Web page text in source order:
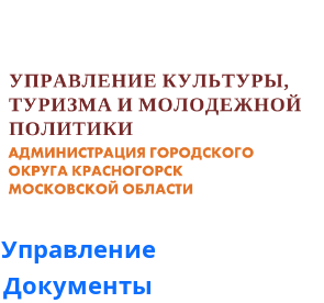
Управление
Документы